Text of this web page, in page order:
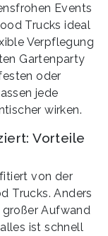
Events
Trucks ideal
Verpflegung
Gartenparty
oder
jede
wirken.
Vorteile
von der
Trucks. Anders
großer Aufwand
ist schnell